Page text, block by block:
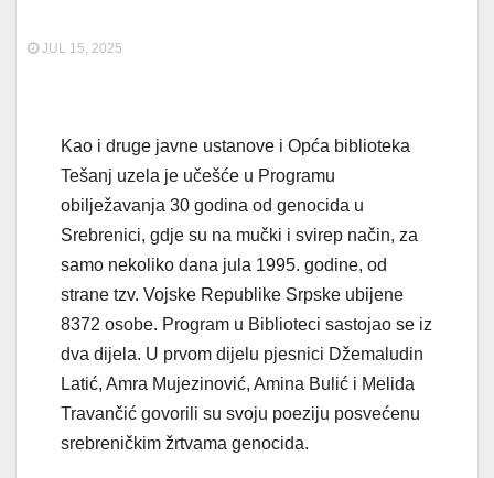
JUL 15, 2025
Kao i druge javne ustanove i Opća biblioteka
Tešanj uzela je učešće u Programu
obilježavanja 30 godina od genocida u
Srebrenici, gdje su na mučki i svirep način, za
samo nekoliko dana jula 1995. godine, od
strane tzv. Vojske Republike Srpske ubijene
8372 osobe. Program u Biblioteci sastojao se iz
dva dijela. U prvom dijelu pjesnici Džemaludin
Latić, Amra Mujezinović, Amina Bulić i Melida
Travančić govorili su svoju poeziju posvećenu
srebreničkim žrtvama genocida.